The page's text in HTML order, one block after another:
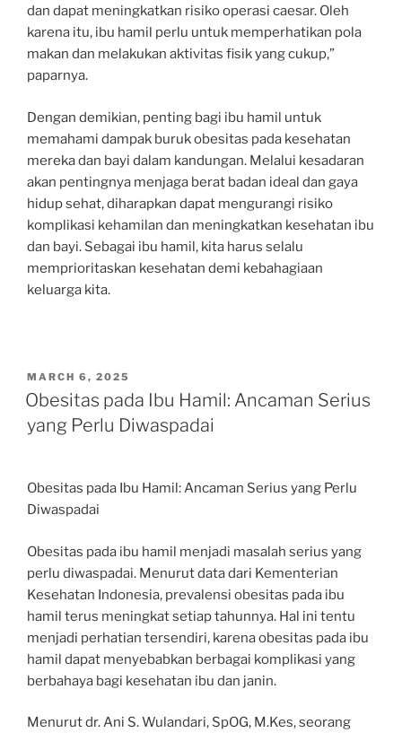
dan dapat meningkatkan risiko operasi caesar. Oleh
karena itu, ibu hamil perlu untuk memperhatikan pola
makan dan melakukan aktivitas fisik yang cukup,”
paparnya.
Dengan demikian, penting bagi ibu hamil untuk
memahami dampak buruk obesitas pada kesehatan
mereka dan bayi dalam kandungan. Melalui kesadaran
akan pentingnya menjaga berat badan ideal dan gaya
hidup sehat, diharapkan dapat mengurangi risiko
komplikasi kehamilan dan meningkatkan kesehatan ibu
dan bayi. Sebagai ibu hamil, kita harus selalu
memprioritaskan kesehatan demi kebahagiaan
keluarga kita.
POSTED
ON
MARCH 6, 2025
Obesitas pada Ibu Hamil: Ancaman Serius
yang Perlu Diwaspadai
Obesitas pada Ibu Hamil: Ancaman Serius yang Perlu
Diwaspadai
Obesitas pada ibu hamil menjadi masalah serius yang
perlu diwaspadai. Menurut data dari Kementerian
Kesehatan Indonesia, prevalensi obesitas pada ibu
hamil terus meningkat setiap tahunnya. Hal ini tentu
menjadi perhatian tersendiri, karena obesitas pada ibu
hamil dapat menyebabkan berbagai komplikasi yang
berbahaya bagi kesehatan ibu dan janin.
Menurut dr. Ani S. Wulandari, SpOG, M.Kes, seorang